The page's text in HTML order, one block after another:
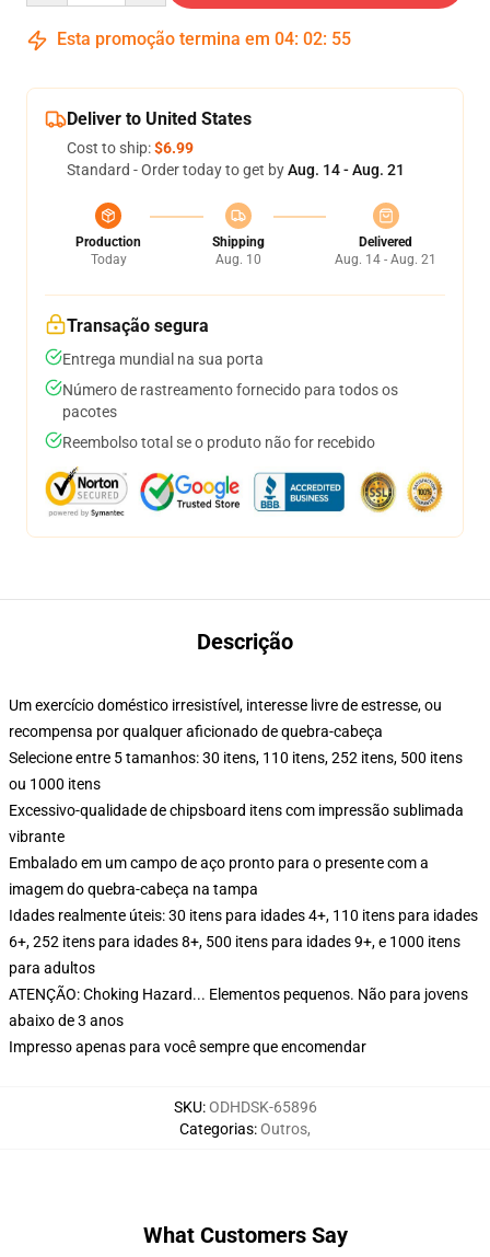
Esta promoção termina em 04: 02: 54
Deliver to United States
Cost to ship:$6.99
Standard - Order today to get byAug. 14 - Aug. 21
Production
Today
Shipping
Aug. 10
Delivered
Aug. 14 - Aug. 21
Transação segura
Entrega mundial na sua porta
Número de rastreamento fornecido para todos os
pacotes
Reembolso total se o produto não for recebido
Descrição
Um exercício doméstico irresistível, interesse livre de estresse, ou
recompensa por qualquer aficionado de quebra-cabeça
Selecione entre 5 tamanhos: 30 itens, 110 itens, 252 itens, 500 itens
ou 1000 itens
Excessivo-qualidade de chipsboard itens com impressão sublimada
vibrante
Embalado em um campo de aço pronto para o presente com a
imagem do quebra-cabeça na tampa
Idades realmente úteis: 30 itens para idades 4+, 110 itens para idades
6+, 252 itens para idades 8+, 500 itens para idades 9+, e 1000 itens
para adultos
ATENÇÃO: Choking Hazard... Elementos pequenos. Não para jovens
abaixo de 3 anos
Impresso apenas para você sempre que encomendar
SKU:ODHDSK-65896
Categorias:Outros,
What Customers Say